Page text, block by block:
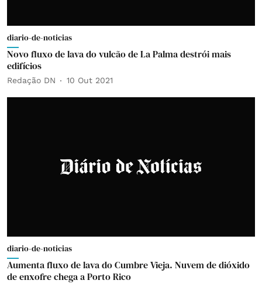
diario-de-noticias
Novo fluxo de lava do vulcão de La Palma destrói mais
edifícios
Redação DN 10 Out 2021
diario-de-noticias
Aumenta fluxo de lava do Cumbre Vieja. Nuvem de dióxido
de enxofre chega a Porto Rico